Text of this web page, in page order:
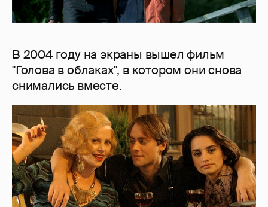
В 2004 году на экраны вышел фильм
"Голова в облаках", в котором они снова
снимались вместе.